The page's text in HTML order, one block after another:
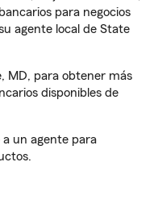
para negocios
agente local de State
MD, para obtener más
disponibles de
a un agente para